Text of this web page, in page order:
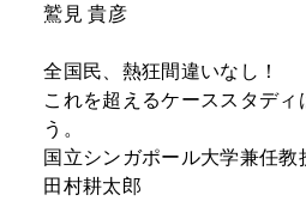
鷲見 貴彦
全国民、熱狂間違いなし！
これを超えるケーススタディ
う。
国立シンガポール大学兼任教
田村耕太郎